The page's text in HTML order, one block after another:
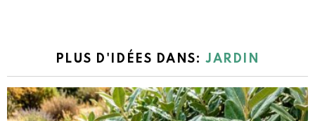
PLUS D'IDÉES DANS:JARDIN